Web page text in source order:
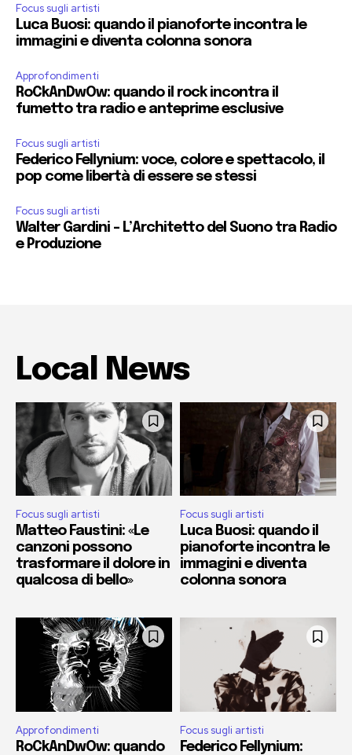
Focus sugli artisti
Luca Buosi: quando il pianoforte incontra le
immagini e diventa colonna sonora
Approfondimenti
RoCkAnDwOw: quando il rock incontra il
fumetto tra radio e anteprime esclusive
Focus sugli artisti
Federico Fellynium: voce, colore e spettacolo, il
pop come libertà di essere se stessi
Focus sugli artisti
Walter Gardini – L’Architetto del Suono tra Radio
e Produzione
Local News
Focus sugli artisti
Matteo Faustini: «Le
canzoni possono
trasformare il dolore in
qualcosa di bello»
Focus sugli artisti
Luca Buosi: quando il
pianoforte incontra le
immagini e diventa
colonna sonora
Approfondimenti
RoCkAnDwOw: quando
Focus sugli artisti
Federico Fellynium: